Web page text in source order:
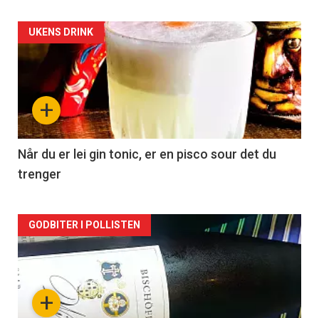
Forsiden
akkurat
nå
-
2
+
UKENS DRINK
Når du er lei gin tonic, er en pisco sour det du
trenger
Forsiden
akkurat
nå+
GODBITER I POLLISTEN